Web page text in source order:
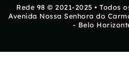
Rede 98 © 2021-2025 • Todos
Avenida Nossa Senhora do
- Belo